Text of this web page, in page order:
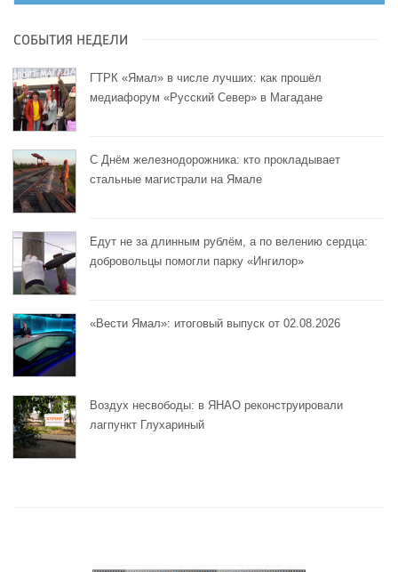
СОБЫТИЯ НЕДЕЛИ
ГТРК «Ямал» в числе лучших: как прошёл
медиафорум «Русский Север» в Магадане
С Днём железнодорожника: кто прокладывает
стальные магистрали на Ямале
Едут не за длинным рублём, а по велению сердца:
добровольцы помогли парку «Ингилор»
«Вести Ямал»: итоговый выпуск от 02.08.2026
Воздух несвободы: в ЯНАО реконструировали
лагпункт Глухариный